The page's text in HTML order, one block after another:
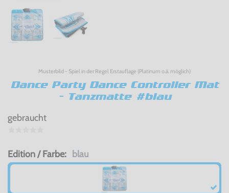
Musterbild - Spiel in der Regel Erstauflage (Platinum o.ä. möglich)
Dance Party Dance Controller Mat
- Tanzmatte #blau
gebraucht
Edition / Farbe: blau